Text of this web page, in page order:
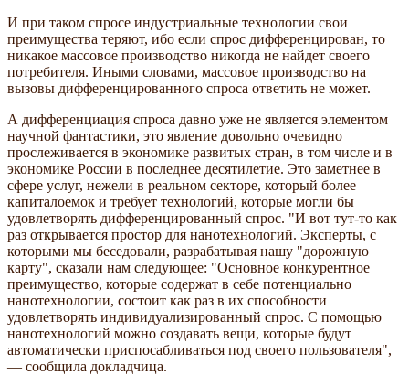
И при таком спросе индустриальные технологии свои
преимущества теряют, ибо если спрос дифференцирован, то
никакое массовое производство никогда не найдет своего
потребителя. Иными словами, массовое производство на
вызовы дифференцированного спроса ответить не может.
А дифференциация спроса давно уже не является элементом
научной фантастики, это явление довольно очевидно
прослеживается в экономике развитых стран, в том числе и в
экономике России в последнее десятилетие. Это заметнее в
сфере услуг, нежели в реальном секторе, который более
капиталоемок и требует технологий, которые могли бы
удовлетворять дифференцированный спрос. "И вот тут-то как
раз открывается простор для нанотехнологий. Эксперты, с
которыми мы беседовали, разрабатывая нашу "дорожную
карту", сказали нам следующее: "Основное конкурентное
преимущество, которые содержат в себе потенциально
нанотехнологии, состоит как раз в их способности
удовлетворять индивидуализированный спрос. С помощью
нанотехнологий можно создавать вещи, которые будут
автоматически приспосабливаться под своего пользователя",
— сообщила докладчица.